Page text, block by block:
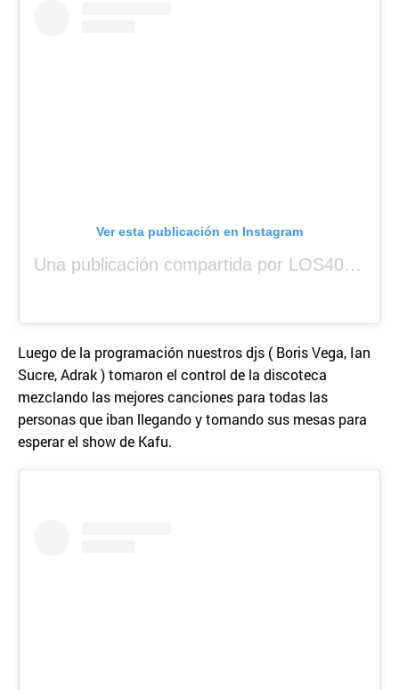
Ver esta publicación en Instagram
Una publicación compartida por LOS40 Panamá (@los40panama)
Luego de la programación nuestros djs ( Boris Vega, Ian
Sucre, Adrak ) tomaron el control de la discoteca
mezclando las mejores canciones para todas las
personas que iban llegando y tomando sus mesas para
esperar el show de Kafu.